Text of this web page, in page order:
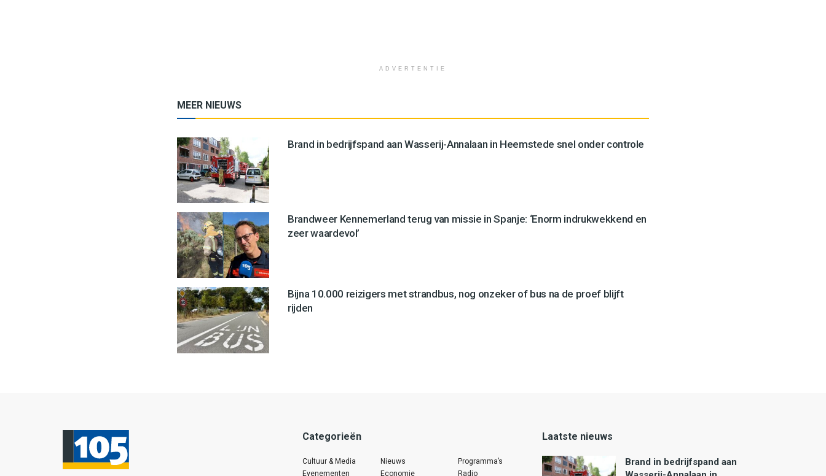
ADVERTENTIE
MEER NIEUWS
Brand in bedrijfspand aan Wasserij-Annalaan in Heemstede snel onder controle
Brandweer Kennemerland terug van missie in Spanje: ‘Enorm indrukwekkend en
zeer waardevol’
Bijna 10.000 reizigers met strandbus, nog onzeker of bus na de proef blijft
rijden
Categorieën
Cultuur & Media
Evenementen
Nieuws
Economie
Programma’s
Radio
Laatste nieuws
Brand in bedrijfspand aan